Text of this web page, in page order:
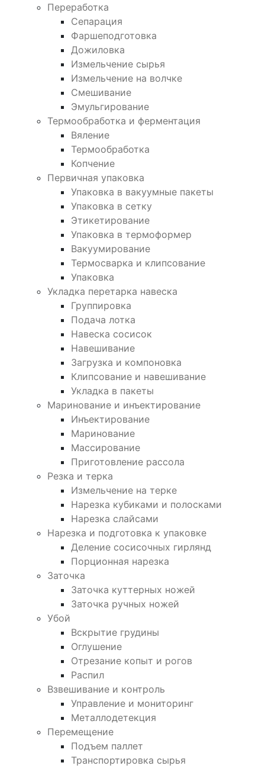
Переработка
Сепарация
Фаршеподготовка
Дожиловка
Измельчение сырья
Измельчение на волчке
Смешивание
Эмульгирование
Термообработка и ферментация
Вяление
Термообработка
Копчение
Первичная упаковка
Упаковка в вакуумные пакеты
Упаковка в сетку
Этикетирование
Упаковка в термоформер
Вакуумирование
Термосварка и клипсование
Упаковка
Укладка перетарка навеска
Группировка
Подача лотка
Навеска сосисок
Навешивание
Загрузка и компоновка
Клипсование и навешивание
Укладка в пакеты
Маринование и инъектирование
Инъектирование
Маринование
Массирование
Приготовление рассола
Резка и терка
Измельчение на терке
Нарезка кубиками и полосками
Нарезка слайсами
Нарезка и подготовка к упаковке
Деление сосисочных гирлянд
Порционная нарезка
Заточка
Заточка куттерных ножей
Заточка ручных ножей
Убой
Вскрытие грудины
Оглушение
Отрезание копыт и рогов
Распил
Взвешивание и контроль
Управление и мониторинг
Металлодетекция
Перемещение
Подъем паллет
Транспортировка сырья